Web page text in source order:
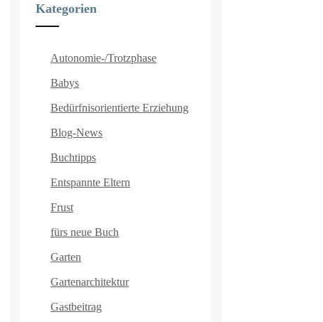
Kategorien
Autonomie-/Trotzphase
Babys
Bedürfnisorientierte Erziehung
Blog-News
Buchtipps
Entspannte Eltern
Frust
fürs neue Buch
Garten
Gartenarchitektur
Gastbeitrag